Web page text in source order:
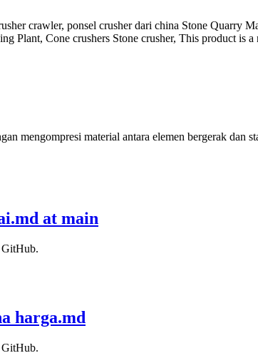
crawler, ponsel crusher dari china Stone Quarry
Plant, Cone crushers Stone crusher, This product is
mengompresi material antara elemen bergerak dan
at main
GitHub.
harga.md
GitHub.